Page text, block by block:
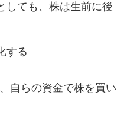
しても、株は生前に後
する
自らの資金で株を買い